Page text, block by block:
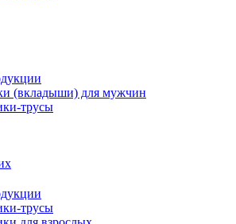
(вкладыши) для мужчин
трусы
трусы